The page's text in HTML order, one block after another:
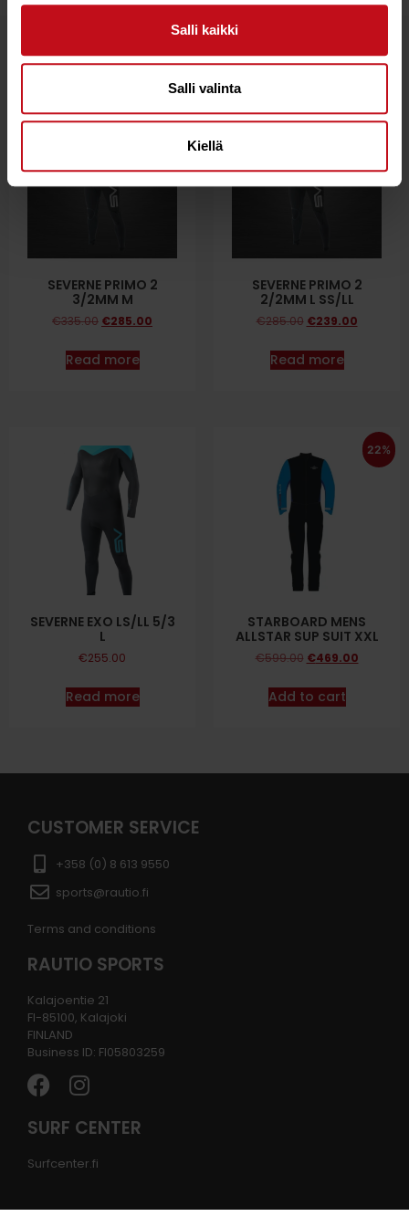
Salli kaikki
Salli valinta
Kiellä
Related products
15%
SEVERNE PRIMO 2
3/2MM M
€335.00 €285.00
Read more
16%
SEVERNE PRIMO 2
2/2MM L SS/LL
€285.00 €239.00
Read more
SEVERNE EXO LS/LL 5/3
L
€255.00
Read more
22%
STARBOARD MENS
ALLSTAR SUP SUIT XXL
€599.00 €469.00
Add to cart
CUSTOMER SERVICE
+358 (0) 8 613 9550
sports@rautio.fi
Terms and conditions
RAUTIO SPORTS
Kalajoentie 21
FI-85100, Kalajoki
FINLAND
Business ID: FI05803259
SURF CENTER
Surfcenter.fi